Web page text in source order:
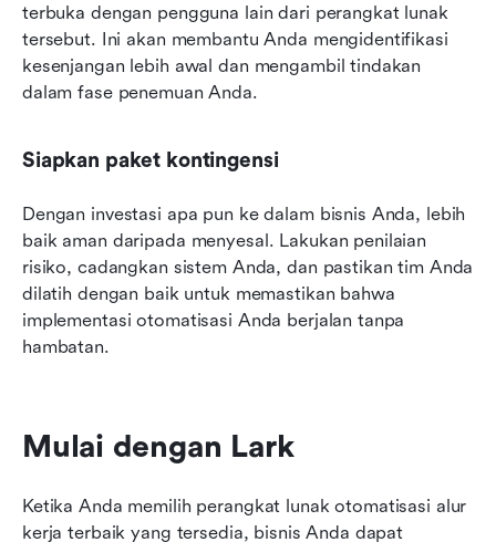
terbuka dengan pengguna lain dari perangkat lunak
tersebut. Ini akan membantu Anda mengidentifikasi
kesenjangan lebih awal dan mengambil tindakan
dalam fase penemuan Anda.
Siapkan paket kontingensi
Dengan investasi apa pun ke dalam bisnis Anda, lebih
baik aman daripada menyesal. Lakukan penilaian
risiko, cadangkan sistem Anda, dan pastikan tim Anda
dilatih dengan baik untuk memastikan bahwa
implementasi otomatisasi Anda berjalan tanpa
hambatan.
Mulai dengan Lark
Ketika Anda memilih perangkat lunak otomatisasi alur
kerja terbaik yang tersedia, bisnis Anda dapat